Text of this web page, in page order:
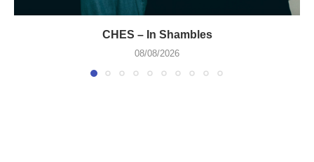
CHES – In Shambles
08/08/2026